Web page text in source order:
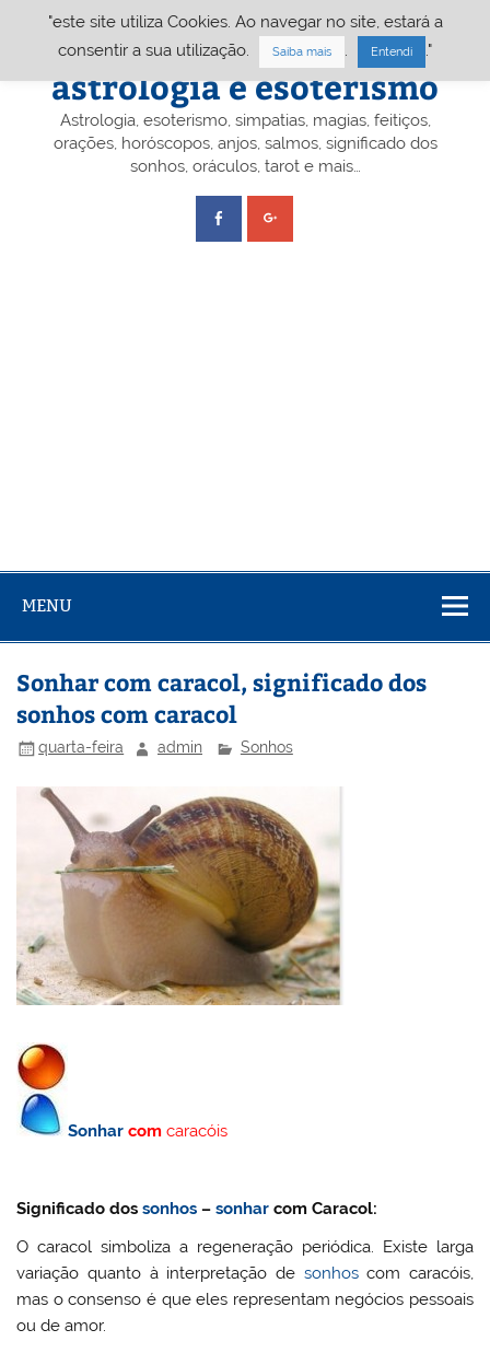
Portal A&E – Portal
astrologia e esoterismo
Astrologia, esoterismo, simpatias, magias, feitiços,
orações, horóscopos, anjos, salmos, significado dos
sonhos, oráculos, tarot e mais…
MENU
Sonhar com caracol, significado dos
sonhos com caracol
quarta-feira admin Sonhos
Sonhar comcaracóis
Significado dossonhos –sonhar com Caracol:
O caracol simboliza a regeneração periódica. Existe larga
variação quanto à interpretação de sonhoscom caracóis,
mas o consenso é que eles representam negócios pessoais
ou de amor.
"este site utiliza Cookies. Ao navegar no site, estará a
consentir a sua utilização.
Saiba mais Entendi ."